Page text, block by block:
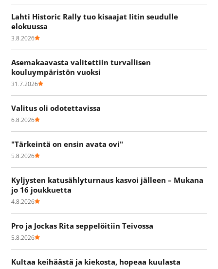
Lahti Historic Rally tuo kisaajat Iitin seudulle
elokuussa
3.8.2026
Asemakaavasta valitettiin turvallisen
kouluympäristön vuoksi
31.7.2026
Valitus oli odotettavissa
6.8.2026
"Tärkeintä on ensin avata ovi"
5.8.2026
Kyljysten katusählyturnaus kasvoi jälleen – Mukana
jo 16 joukkuetta
4.8.2026
Pro ja Jockas Rita seppelöitiin Teivossa
5.8.2026
Kultaa keihäästä ja kiekosta, hopeaa kuulasta